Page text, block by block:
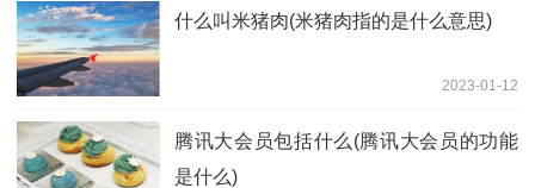
什么叫米猪肉(米猪肉指的是什么意思)
2023-01-12
腾讯大会员包括什么(腾讯大会员的功能
是什么)